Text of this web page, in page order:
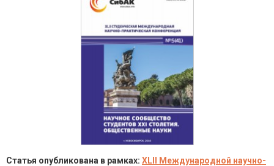
Статья опубликована в рамках: XLII Международной научно-